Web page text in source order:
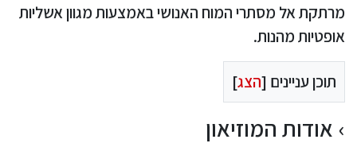
מרתקת אל מסתרי המוח האנושי באמצעות מגוון אשליות
אופטיות מהנות.
תוכן עניינים [הצג]
אודות המוזיאון